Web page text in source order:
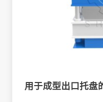
用于成型出口托盘